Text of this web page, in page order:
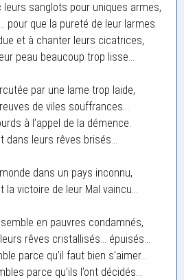
sanglots pour uniques armes,
pour que la pureté de leur larmes
et à chanter leurs cicatrices,
peau beaucoup trop lisse…
par une lame trop laide,
de viles souffrances…
à l’appel de la démence.
dans leurs rêves brisés…
dans un pays inconnu,
la victoire de leur Mal vaincu…
en pauvres condamnés,
rêves cristallisés… épuisés…
parce qu’il faut bien s’aimer…
parce qu’ils l’ont décidés…